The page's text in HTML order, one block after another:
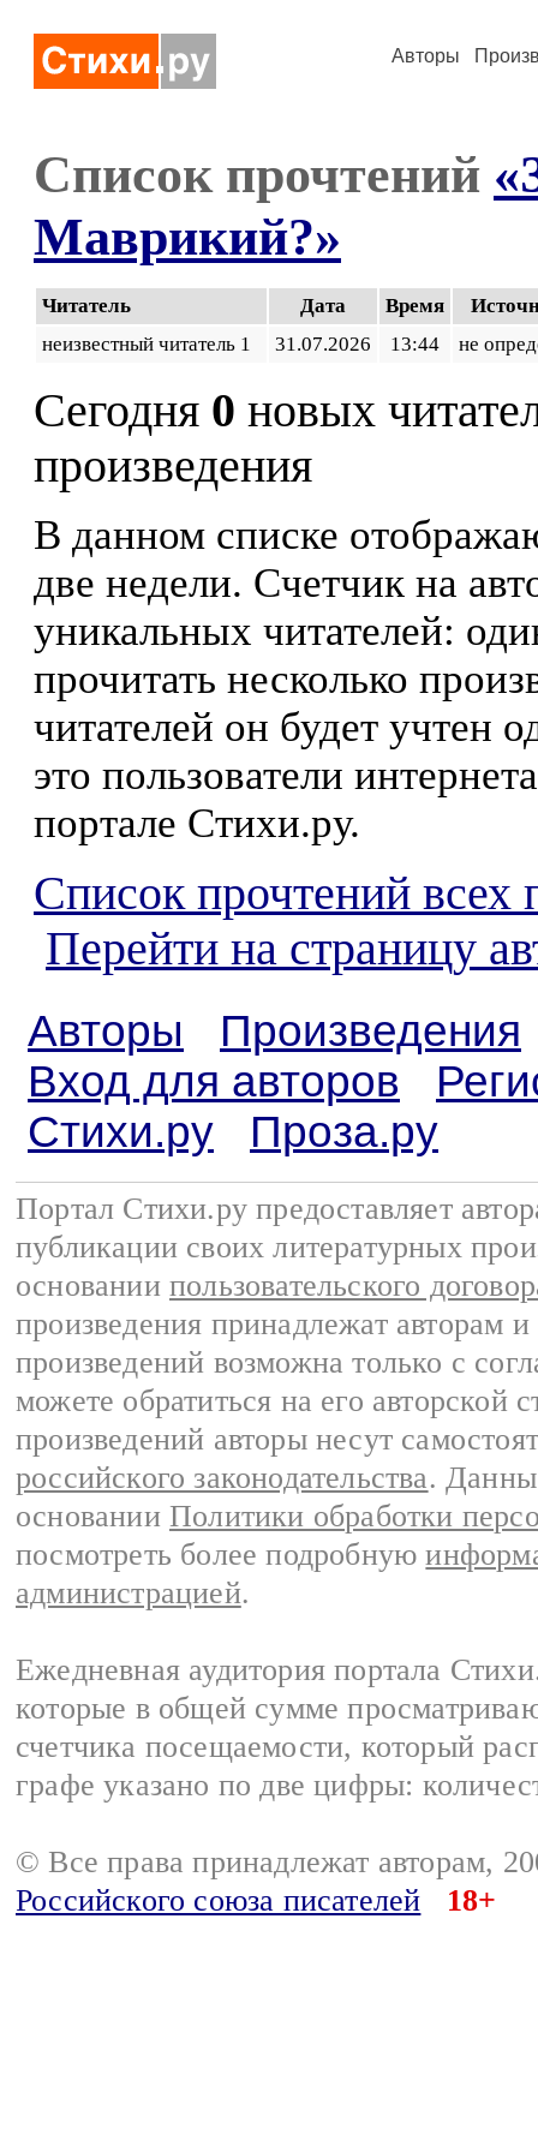
Авторы
Список прочтений
Маврикий?»
Читатель Дата Время
неизвестный читатель 1
31.07.2026 13:44 не
Сегодня 0 новых
произведения
В данном списке
две недели. Счетчик на
уникальных читателей:
прочитать несколько
читателей он будет учтен
это пользователи
портале Стихи.ру.
Список прочтений всех
Перейти на страницу
Авторы
Произведения
Вход для авторов
Стихи.ру
Проза.ру
Портал Стихи.ру предоставляет
публикации своих литературных
основании пользовательского
произведения принадлежат авторам
произведений возможна только с
можете обратиться на его авторской
произведений авторы несут
российского законодательства.
основании Политики обработки
посмотреть более подробную
администрацией.
Ежедневная аудитория портала
которые в общей сумме
счетчика посещаемости, который
графе указано по две цифры:
© Все права принадлежат авторам,
Российского союза писателей
18+